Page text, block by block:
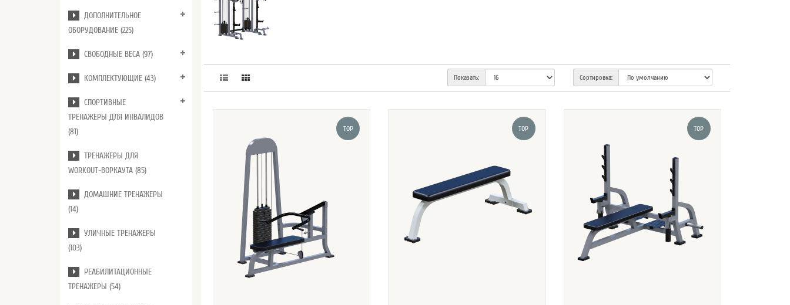
ДОПОЛНИТЕЛЬНОЕ
ОБОРУДОВАНИЕ (225)
СВОБОДНЫЕ ВЕСА (97)
КОМПЛЕКТУЮЩИЕ (43)
СПОРТИВНЫЕ
ТРЕНАЖЕРЫ ДЛЯ ИНВАЛИДОВ
(81)
ТРЕНАЖЕРЫ ДЛЯ
WORKOUT-ВОРКАУТА (85)
ДОМАШНИЕ ТРЕНАЖЕРЫ
(14)
УЛИЧНЫЕ ТРЕНАЖЕРЫ
(103)
РЕАБИЛИТАЦИОННЫЕ
ТРЕНАЖЕРЫ (54)
Сортировка:
Показать:
TOP TOP TOP